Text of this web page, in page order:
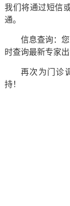
我们将通过短信
通。
信息查询：
时查询最新专家
再次为门诊
持！